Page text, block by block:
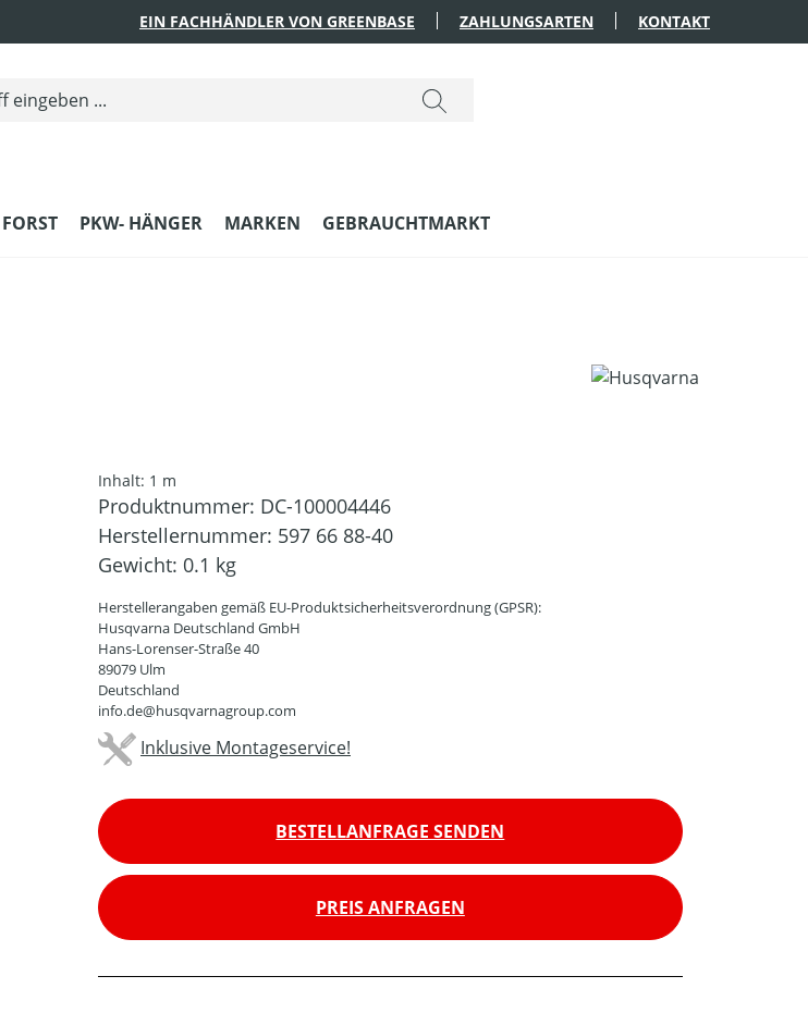
EIN FACHHÄNDLER VON GREENBASE ZAHLUNGSARTEN KONTAKT
FORST PKW- HÄNGER MARKEN GEBRAUCHTMARKT
Inhalt: 1 m
Produktnummer: DC-100004446
Herstellernummer: 597 66 88-40
Gewicht: 0.1 kg
Herstellerangaben gemäß EU-Produktsicherheitsverordnung (GPSR):
Husqvarna Deutschland GmbH
Hans-Lorenser-Straße 40
89079 Ulm
Deutschland
info.de@husqvarnagroup.com
Inklusive Montageservice!
BESTELLANFRAGE SENDEN
PREIS ANFRAGEN